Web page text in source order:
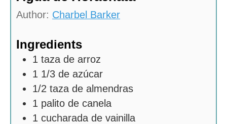
Author: Charbel Barker
Ingredients
1 taza de arroz
1 1/3 de azúcar
1/2 taza de almendras
1 palito de canela
1 cucharada de vainilla